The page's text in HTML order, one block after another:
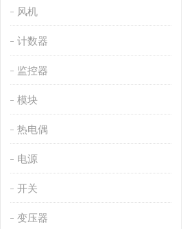
风机
计数器
监控器
模块
热电偶
电源
开关
变压器